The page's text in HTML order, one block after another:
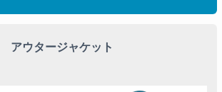
アウタージャケット